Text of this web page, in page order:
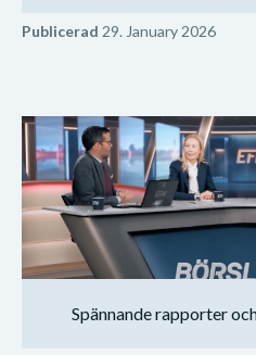
Publicerad 29. January 2026
Spännande rapporter